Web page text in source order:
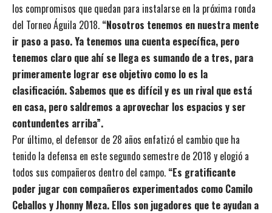
los compromisos que quedan para instalarse en la próxima ronda
del Torneo Águila 2018. “Nosotros tenemos en nuestra mente
ir paso a paso. Ya tenemos una cuenta específica, pero
tenemos claro que ahí se llega es sumando de a tres, para
primeramente lograr ese objetivo como lo es la
clasificación. Sabemos que es difícil y es un rival que está
en casa, pero saldremos a aprovechar los espacios y ser
contundentes arriba”.
Por último, el defensor de 28 años enfatizó el cambio que ha
tenido la defensa en este segundo semestre de 2018 y elogió a
todos sus compañeros dentro del campo. “Es gratificante
poder jugar con compañeros experimentados como Camilo
Ceballos y Jhonny Meza. Ellos son jugadores que te ayudan a